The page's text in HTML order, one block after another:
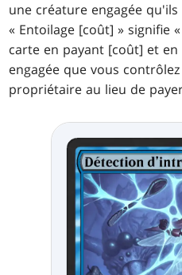
une créature engagée
« Entoilage [coût] » signifie
carte en payant [coût] et
engagée que vous
propriétaire au lieu de